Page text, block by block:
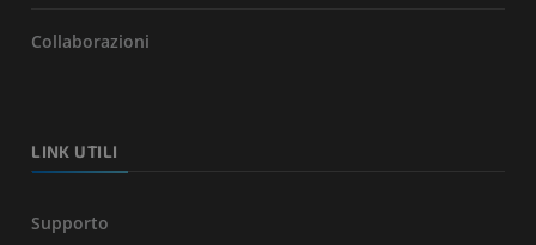
Collaborazioni
LINK UTILI
Supporto